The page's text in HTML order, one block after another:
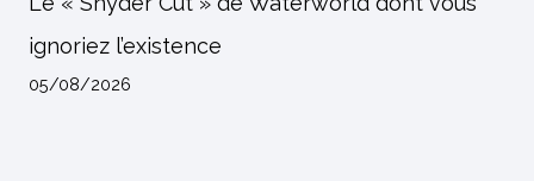
ignoriez l’existence
05/08/2026